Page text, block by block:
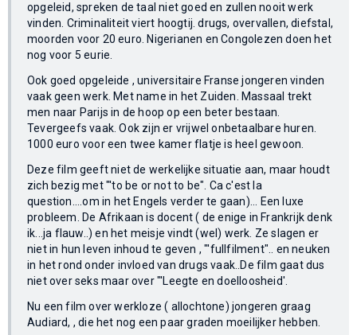
opgeleid, spreken de taal niet goed en zullen nooit werk
vinden. Criminaliteit viert hoogtij. drugs, overvallen, diefstal,
moorden voor 20 euro. Nigerianen en Congolezen doen het
nog voor 5 eurie.
Ook goed opgeleide , universitaire Franse jongeren vinden
vaak geen werk. Met name in het Zuiden. Massaal trekt
men naar Parijs in de hoop op een beter bestaan.
Tevergeefs vaak. Ook zijn er vrijwel onbetaalbare huren.
1000 euro voor een twee kamer flatje is heel gewoon.
Deze film geeft niet de werkelijke situatie aan, maar houdt
zich bezig met "'to be or not to be". Ca c'est la
question....om in het Engels verder te gaan)... Een luxe
probleem. De Afrikaan is docent ( de enige in Frankrijk denk
ik...ja flauw..) en het meisje vindt (wel) werk. Ze slagen er
niet in hun leven inhoud te geven , "'fullfilment".. en neuken
in het rond onder invloed van drugs vaak..De film gaat dus
niet over seks maar over "'Leegte en doelloosheid'.
Nu een film over werkloze ( allochtone) jongeren graag
Audiard, , die het nog een paar graden moeilijker hebben.